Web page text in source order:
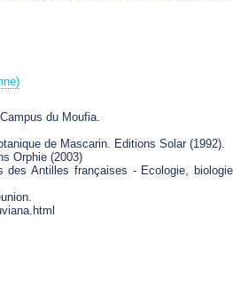
du Moufia.
de Mascarin. Editions Solar (1992).
Orphie (2003)
Antilles françaises - Ecologie,